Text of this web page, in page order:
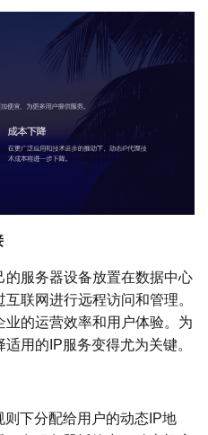
服务器设备放置在数据中心
联网进行远程访问和管理。
的运营效率和用户体验。为
用的IP服务变得尤为关键。
下分配给用户的动态IP地